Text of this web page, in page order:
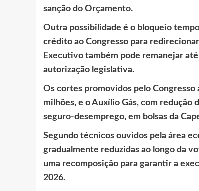
sanção do Orçamento.
Outra possibilidade é o bloqueio
crédito ao Congresso para
Executivo também pode remanejar
autorização legislativa.
Os cortes promovidos pelo
milhões, e o Auxílio Gás, com redução
seguro-desemprego, em bolsas da
Segundo técnicos ouvidos pela área
gradualmente reduzidas ao longo da
uma recomposição para garantir a
2026.